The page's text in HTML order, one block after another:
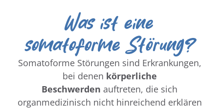
Was ist eine
somatoforme Störung?
Somatoforme Störungen sind Erkrankungen,
bei denen körperliche
Beschwerden auftreten, die sich
organmedizinisch nicht hinreichend erklären